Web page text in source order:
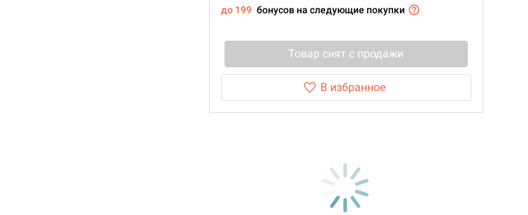
до 199 бонусов на следующие покупки
Товар снят с продажи
В избранное